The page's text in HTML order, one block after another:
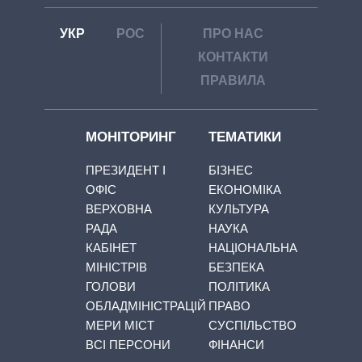
УКР РОС
ПРО НАС
КОНТАКТИ
ПРАВИЛА
МОНІТОРИНГ
ПРЕЗИДЕНТ І
ОФІС
ВЕРХОВНА
РАДА
КАБІНЕТ
МІНІСТРІВ
ГОЛОВИ
ОБЛАДМІНІСТРАЦІЙ
МЕРИ МІСТ
ВСІ ПЕРСОНИ
ТЕМАТИКИ
БІЗНЕС
ЕКОНОМІКА
КУЛЬТУРА
НАУКА
НАЦІОНАЛЬНА
БЕЗПЕКА
ПОЛІТИКА
ПРАВО
СУСПІЛЬСТВО
ФІНАНСИ